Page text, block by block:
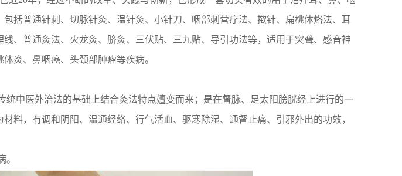
括普通针刺、切脉针灸、温针灸、小针刀、咽部刺营疗法、揿针、扁桃体烙法、耳
、普通灸法、火龙灸、脐灸、三伏贴、三九贴、导引功法等，适用于突聋、感音神
炎、鼻咽癌、头颈部肿瘤等疾病。
统中医外治法的基础上结合灸法特点嬗变而来；是在督脉、足太阳膀胱经上进行的一
料，有调和阴阳、温通经络、行气活血、驱寒除湿、通督止痛、引邪外出的功效，
。